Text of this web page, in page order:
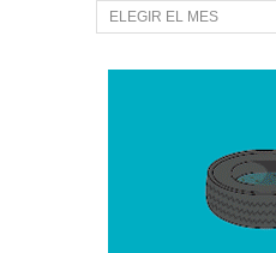
Archivos